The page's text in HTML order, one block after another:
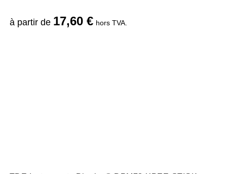
à partir de 17,60 € hors TVA.